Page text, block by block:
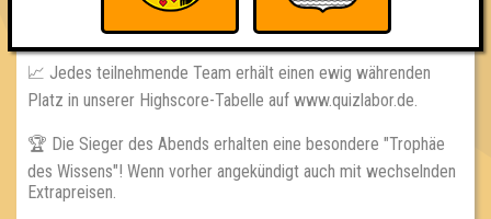
== GEWINNE ==
📈 Jedes teilnehmende Team erhält einen ewig währenden
Platz in unserer Highscore-Tabelle auf www.quizlabor.de.
🏆 Die Sieger des Abends erhalten eine besondere "Trophäe
des Wissens"! Wenn vorher angekündigt auch mit wechselnden
Extrapreisen.